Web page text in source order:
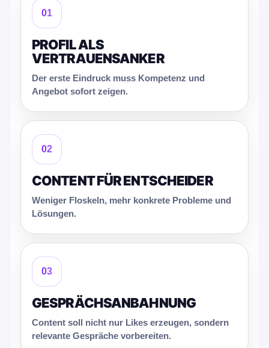
01
PROFIL ALS
VERTRAUENSANKER
Der erste Eindruck muss Kompetenz und
Angebot sofort zeigen.
02
CONTENT FÜR ENTSCHEIDER
Weniger Floskeln, mehr konkrete Probleme und
Lösungen.
03
GESPRÄCHSANBAHNUNG
Content soll nicht nur Likes erzeugen, sondern
relevante Gespräche vorbereiten.